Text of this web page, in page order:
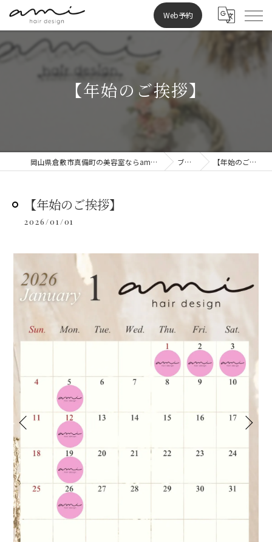
Web予約
【年始のご挨拶】
岡山県倉敷市真備町の美容室ならami hair design ブログ 【年始のご挨拶】
【年始のご挨拶】
2026/01/01